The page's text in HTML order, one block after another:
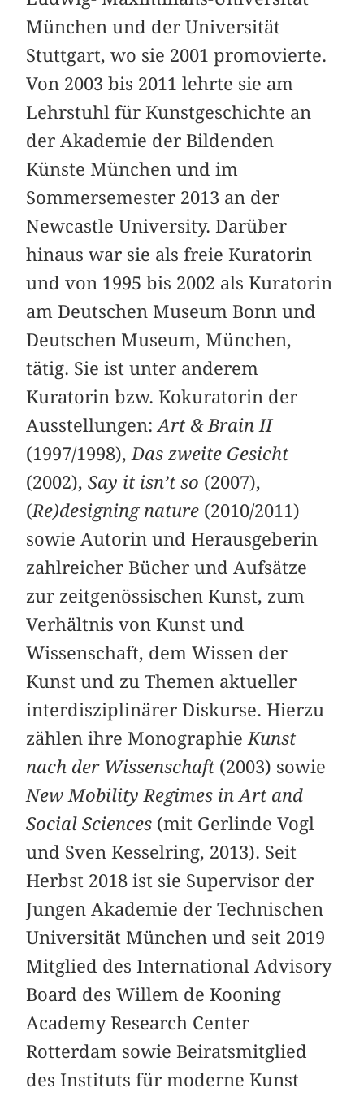
München und der Universität
Stuttgart, wo sie 2001 promovierte.
Von 2003 bis 2011 lehrte sie am
Lehrstuhl für Kunstgeschichte an
der Akademie der Bildenden
Künste München und im
Sommersemester 2013 an der
Newcastle University. Darüber
hinaus war sie als freie Kuratorin
und von 1995 bis 2002 als Kuratorin
am Deutschen Museum Bonn und
Deutschen Museum, München,
tätig. Sie ist unter anderem
Kuratorin bzw. Kokuratorin der
Ausstellungen:Art & Brain II
(1997/1998), Das zweite Gesicht
(2002),Say it isn’t so (2007),
(Re)designing nature (2010/2011)
sowie Autorin und Herausgeberin
zahlreicher Bücher und Aufsätze
zur zeitgenössischen Kunst, zum
Verhältnis von Kunst und
Wissenschaft, dem Wissen der
Kunst und zu Themen aktueller
interdisziplinärer Diskurse. Hierzu
zählen ihre Monographie Kunst
nach der Wissenschaft (2003) sowie
New Mobility Regimes in Art and
Social Sciences (mit Gerlinde Vogl
und Sven Kesselring, 2013). Seit
Herbst 2018 ist sie Supervisor der
Jungen Akademie der Technischen
Universität München und seit 2019
Mitglied des International Advisory
Board des Willem de Kooning
Academy Research Center
Rotterdam sowie Beiratsmitglied
des Instituts für moderne Kunst